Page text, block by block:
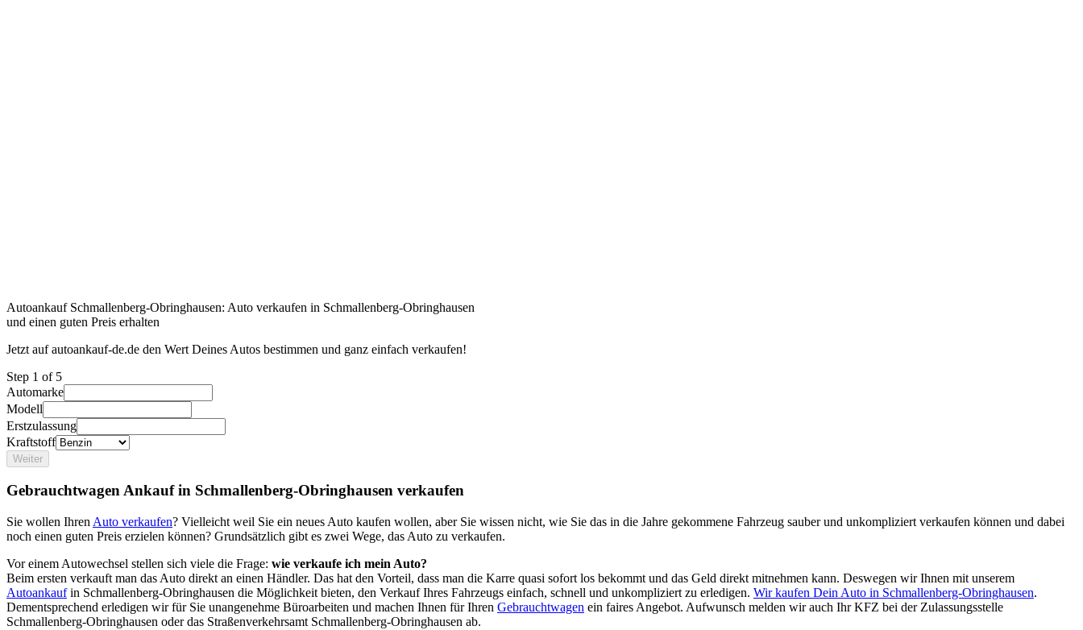
Autoankauf Schmallenberg-Obringhausen: Auto verkaufen in Schmallenberg-Obringhausen
und einen guten Preis erhalten
Jetzt auf autoankauf-de.de den Wert Deines Autos bestimmen und ganz einfach verkaufen!
Step 1 of 5
Automarke
Modell
Erstzulassung
Kraftstoff
Weiter
Gebrauchtwagen Ankauf in Schmallenberg-Obringhausen verkaufen
Sie wollen Ihren Auto verkaufen? Vielleicht weil Sie ein neues Auto kaufen wollen, aber Sie wissen nicht, wie Sie das in die Jahre gekommene Fahrzeug sauber und unkompliziert verkaufen können und dabei
noch einen guten Preis erzielen können? Grundsätzlich gibt es zwei Wege, das Auto zu verkaufen.
Vor einem Autowechsel stellen sich viele die Frage: wie verkaufe ich mein Auto?
Beim ersten verkauft man das Auto direkt an einen Händler. Das hat den Vorteil, dass man die Karre quasi sofort los bekommt und das Geld direkt mitnehmen kann. Deswegen wir Ihnen mit unserem
Autoankaufin Schmallenberg-Obringhausen die Möglichkeit bieten, den Verkauf Ihres Fahrzeugs einfach, schnell und unkompliziert zu erledigen. Wir kaufen Dein Auto in Schmallenberg-Obringhausen.
Dementsprechend erledigen wir für Sie unangenehme Büroarbeiten und machen Ihnen für Ihren Gebrauchtwagen ein faires Angebot. Aufwunsch melden wir auch Ihr KFZ bei der Zulassungsstelle
Schmallenberg-Obringhausen oder das Straßenverkehrsamt Schmallenberg-Obringhausen ab.